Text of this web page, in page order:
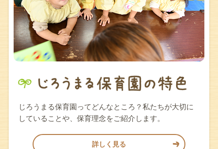
じろうまる保育園ってどんなところ？私たちが大切に
していることや、保育理念をご紹介します。
詳しく見る